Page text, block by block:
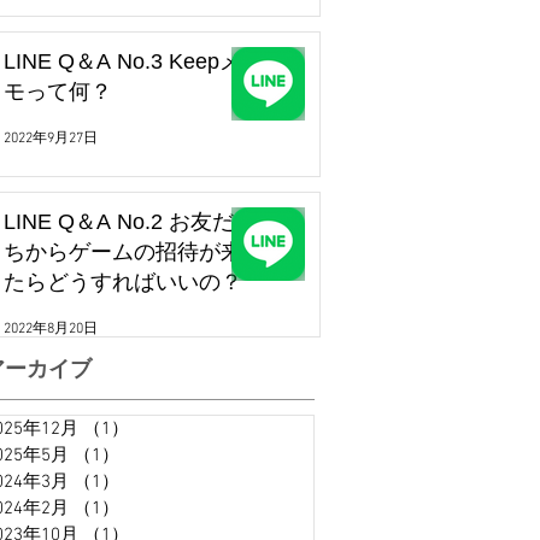
LINE Q＆A No.3 Keepメ
モって何？
2022年9月27日
LINE Q＆A No.2 お友だ
ちからゲームの招待が来
たらどうすればいいの？
2022年8月20日
ーカイブ
年12月 （1）
年5月
（1）
年3月
（1）
年2月
（1）
年10月
（1）